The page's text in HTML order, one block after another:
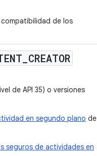
de los
CREATOR
de API 35) o versiones
en segundo plano de
seguros de actividades en